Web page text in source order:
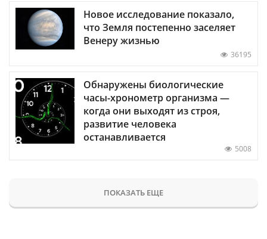
Новое исследование показало,
что Земля постепенно заселяет
Венеру жизнью
36195
Обнаружены биологические
часы-хронометр организма —
когда они выходят из строя,
развитие человека
останавливается
5008
ПОКАЗАТЬ ЕЩЕ